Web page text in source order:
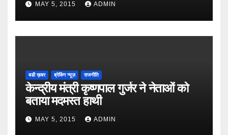
MAY 5, 2015 ADMIN
बडी ख़बर ब्रेकिंग न्यूज़ राजनीति
केन्द्रीय मंत्री कृष्णपाल गुर्जर ने नेताओं को
बताया मदमस्त हाथी
MAY 5, 2015 ADMIN